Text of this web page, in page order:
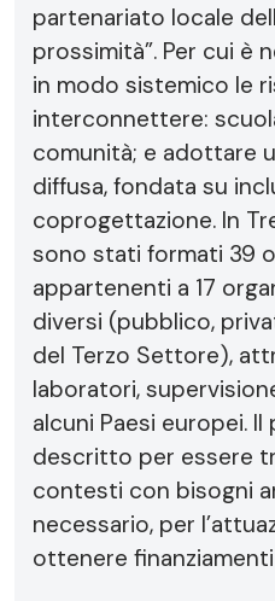
partenariato locale
prossimità”. Per cui è
in modo sistemico le
interconnettere:
comunità; e adottare
diffusa, fondata su
coprogettazione. In
sono stati formati 39
appartenenti a 17
diversi (pubblico,
del Terzo Settore),
laboratori,
alcuni Paesi europei.
descritto per essere
contesti con bisogni
necessario, per
ottenere